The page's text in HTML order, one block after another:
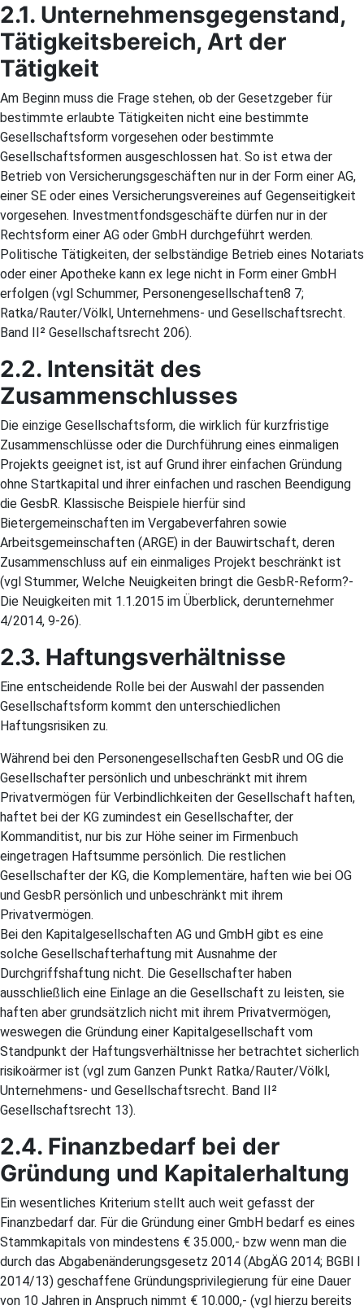
2.1. Unternehmensgegenstand,
Tätigkeitsbereich, Art der
Tätigkeit
Am Beginn muss die Frage stehen, ob der Gesetzgeber für
bestimmte erlaubte Tätigkeiten nicht eine bestimmte
Gesellschaftsform vorgesehen oder bestimmte
Gesellschaftsformen ausgeschlossen hat. So ist etwa der
Betrieb von Versicherungsgeschäften nur in der Form einer AG,
einer SE oder eines Versicherungsvereines auf Gegenseitigkeit
vorgesehen. Investmentfondsgeschäfte dürfen nur in der
Rechtsform einer AG oder GmbH durchgeführt werden.
Politische Tätigkeiten, der selbständige Betrieb eines Notariats
oder einer Apotheke kann ex lege nicht in Form einer GmbH
erfolgen (vgl Schummer, Personengesellschaften8 7;
Ratka/Rauter/Völkl, Unternehmens- und Gesellschaftsrecht.
Band II² Gesellschaftsrecht 206).
2.2. Intensität des
Zusammenschlusses
Die einzige Gesellschaftsform, die wirklich für kurzfristige
Zusammenschlüsse oder die Durchführung eines einmaligen
Projekts geeignet ist, ist auf Grund ihrer einfachen Gründung
ohne Startkapital und ihrer einfachen und raschen Beendigung
die GesbR. Klassische Beispiele hierfür sind
Bietergemeinschaften im Vergabeverfahren sowie
Arbeitsgemeinschaften (ARGE) in der Bauwirtschaft, deren
Zusammenschluss auf ein einmaliges Projekt beschränkt ist
(vgl Stummer, Welche Neuigkeiten bringt die GesbR-Reform?-
Die Neuigkeiten mit 1.1.2015 im Überblick, derunternehmer
4/2014, 9-26).
2.3. Haftungsverhältnisse
Eine entscheidende Rolle bei der Auswahl der passenden
Gesellschaftsform kommt den unterschiedlichen
Haftungsrisiken zu.
Während bei den Personengesellschaften GesbR und OG die
Gesellschafter persönlich und unbeschränkt mit ihrem
Privatvermögen für Verbindlichkeiten der Gesellschaft haften,
haftet bei der KG zumindest ein Gesellschafter, der
Kommanditist, nur bis zur Höhe seiner im Firmenbuch
eingetragen Haftsumme persönlich. Die restlichen
Gesellschafter der KG, die Komplementäre, haften wie bei OG
und GesbR persönlich und unbeschränkt mit ihrem
Privatvermögen.
Bei den Kapitalgesellschaften AG und GmbH gibt es eine
solche Gesellschafterhaftung mit Ausnahme der
Durchgriffshaftung nicht. Die Gesellschafter haben
ausschließlich eine Einlage an die Gesellschaft zu leisten, sie
haften aber grundsätzlich nicht mit ihrem Privatvermögen,
weswegen die Gründung einer Kapitalgesellschaft vom
Standpunkt der Haftungsverhältnisse her betrachtet sicherlich
risikoärmer ist (vgl zum Ganzen Punkt Ratka/Rauter/Völkl,
Unternehmens- und Gesellschaftsrecht. Band II²
Gesellschaftsrecht 13).
2.4. Finanzbedarf bei der
Gründung und Kapitalerhaltung
Ein wesentliches Kriterium stellt auch weit gefasst der
Finanzbedarf dar. Für die Gründung einer GmbH bedarf es eines
Stammkapitals von mindestens € 35.000,- bzw wenn man die
durch das Abgabenänderungsgesetz 2014 (AbgÄG 2014; BGBl I
2014/13) geschaffene Gründungsprivilegierung für eine Dauer
von 10 Jahren in Anspruch nimmt € 10.000,- (vgl hierzu bereits